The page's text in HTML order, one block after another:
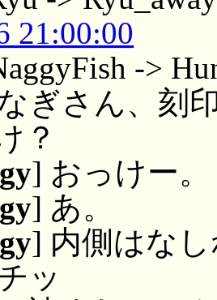
21:00:00
->
ぎさん、刻
？
] おっけー。
] あ。
] 内側はな
ッ